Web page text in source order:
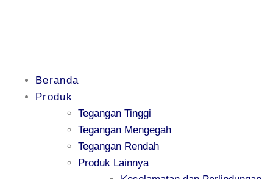
Beranda
Produk
Tegangan Tinggi
Tegangan Mengegah
Tegangan Rendah
Produk Lainnya